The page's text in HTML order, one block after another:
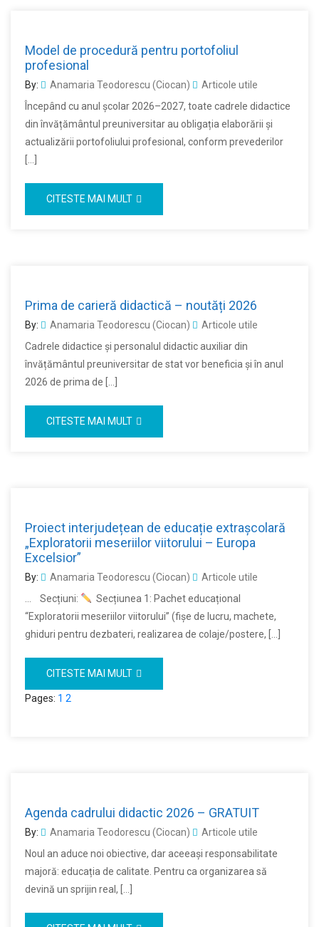
Model de procedură pentru portofoliul
profesional
By: Anamaria Teodorescu (Ciocan)
Articole utile
Începând cu anul școlar 2026–2027, toate cadrele didactice
din învățământul preuniversitar au obligația elaborării și
actualizării portofoliului profesional, conform prevederilor
CITESTE MAI MULT
Prima de carieră didactică – noutăți 2026
By: Anamaria Teodorescu (Ciocan)
Articole utile
Cadrele didactice și personalul didactic auxiliar din
învățământul preuniversitar de stat vor beneficia și în anul
2026 de prima de […]
CITESTE MAI MULT
Proiect interjudețean de educație extrașcolară
„Exploratorii meseriilor viitorului – Europa
Excelsior”
By: Anamaria Teodorescu (Ciocan)
Articole utile
… Secțiuni:
Secțiunea 1: Pachet educațional
“Exploratorii meseriilor viitorului” (fişe de lucru, machete,
ghiduri pentru dezbateri, realizarea de colaje/postere, […]
CITESTE MAI MULT
Pages: 1 2
Agenda cadrului didactic 2026 – GRATUIT
By: Anamaria Teodorescu (Ciocan)
Articole utile
Noul an aduce noi obiective, dar aceeași responsabilitate
majoră: educația de calitate. Pentru ca organizarea să
devină un sprijin real, […]